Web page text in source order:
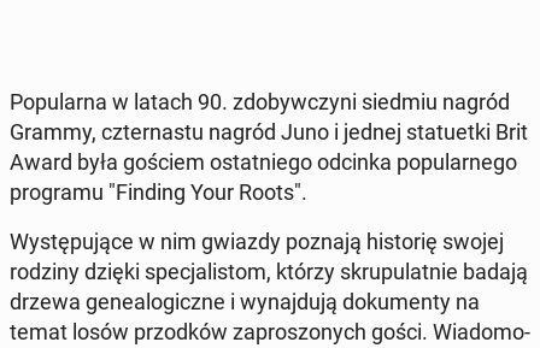
Po­pu­lar­na w latach 90. zdo­byw­czy­ni siedmiu nagród
Grammy, czter­na­stu nagród Juno i jednej sta­tu­et­ki Brit
Award była gościem ostat­nie­go odcinka po­pu­lar­ne­go
pro­gra­mu "Finding Your Roots".
Wy­stę­pu­ją­ce w nim gwiazdy poznają hi­sto­rię swojej
rodziny dzięki spe­cja­li­stom, którzy skru­pu­lat­nie badają
drzewa ge­ne­alo­gicz­ne i wy­naj­du­ją do­ku­men­ty na
temat losów przod­ków za­pro­szo­nych gości. Wia­do­mo­